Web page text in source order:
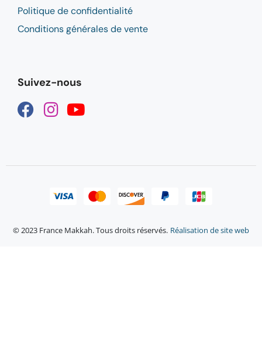
Politique de confidentialité
Conditions générales de vente
Suivez-nous
© 2023 France Makkah. Tous droits réservés. Réalisation de site web